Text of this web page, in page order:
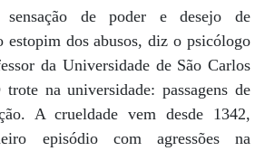
de poder e desejo de
estopim dos abusos, diz o psicólogo
da Universidade de São Carlos
na universidade: passagens de
A crueldade vem desde 1342,
episódio com agressões na